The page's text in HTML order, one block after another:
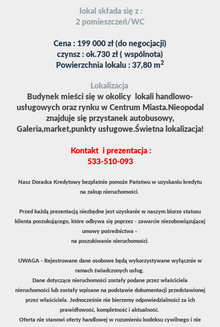
lokal składa się z :
2 pomieszczeń/WC
Cena : 199 000 zł (do negocjacji)
czynsz : ok.730 zł ( wspólnota)
Powierzchnia lokalu : 37,80 m2
Lokalizacja
Budynek mieści się w okolicy lokali handlowo-
usługowych oraz rynku w Centrum Miasta.Nieopodal
znajduje się przystanek autobusowy,
Galeria,market,punkty usługowe.Świetna lokalizacja!
Kontakt i prezentacja :
533-510-093
Nasz Doradca Kredytowy bezpłatnie pomoże Państwu w uzyskaniu kredytu
na zakup nieruchomości.
Przed każdą prezentacją niezbędne jest uzyskanie w naszym biurze statusu
klienta poszukującego, które odbywa się poprzez - zawarcie niezobowiązującej
umowy pośrednictwa -
na poszukiwanie nieruchomości.
UWAGA - Rejestrowane dane osobowe będą wykorzystywane wyłącznie w
ramach świadczonych usług.
Dane dotyczące nieruchomości zostały podane przez właściciela
nieruchomości lub zostały wpisane na podstawie dokumentacji przedstawionej
przez właściciela. Jednocześnie nie bierzemy odpowiedzialności za ich
prawidłowość, kompletność i aktualność.
Oferta nie stanowi oferty handlowej w rozumieniu kodeksu cywilnego i nie